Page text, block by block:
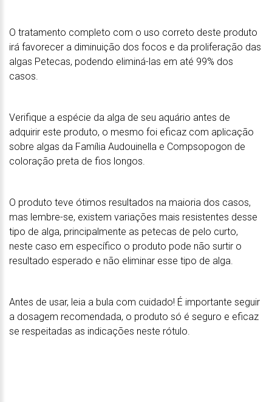
O tratamento completo com o uso correto deste produto
irá favorecer a diminuição dos focos e da proliferação das
algas Petecas, podendo eliminá-las em até 99% dos
casos.
Verifique a espécie da alga de seu aquário antes de
adquirir este produto, o mesmo foi eficaz com aplicação
sobre algas da Família Audouinella e Compsopogon de
coloração preta de fios longos.
O produto teve ótimos resultados na maioria dos casos,
mas lembre-se, existem variações mais resistentes desse
tipo de alga, principalmente as petecas de pelo curto,
neste caso em específico o produto pode não surtir o
resultado esperado e não eliminar esse tipo de alga.
Antes de usar, leia a bula com cuidado! É importante seguir
a dosagem recomendada, o produto só é seguro e eficaz
se respeitadas as indicações neste rótulo.